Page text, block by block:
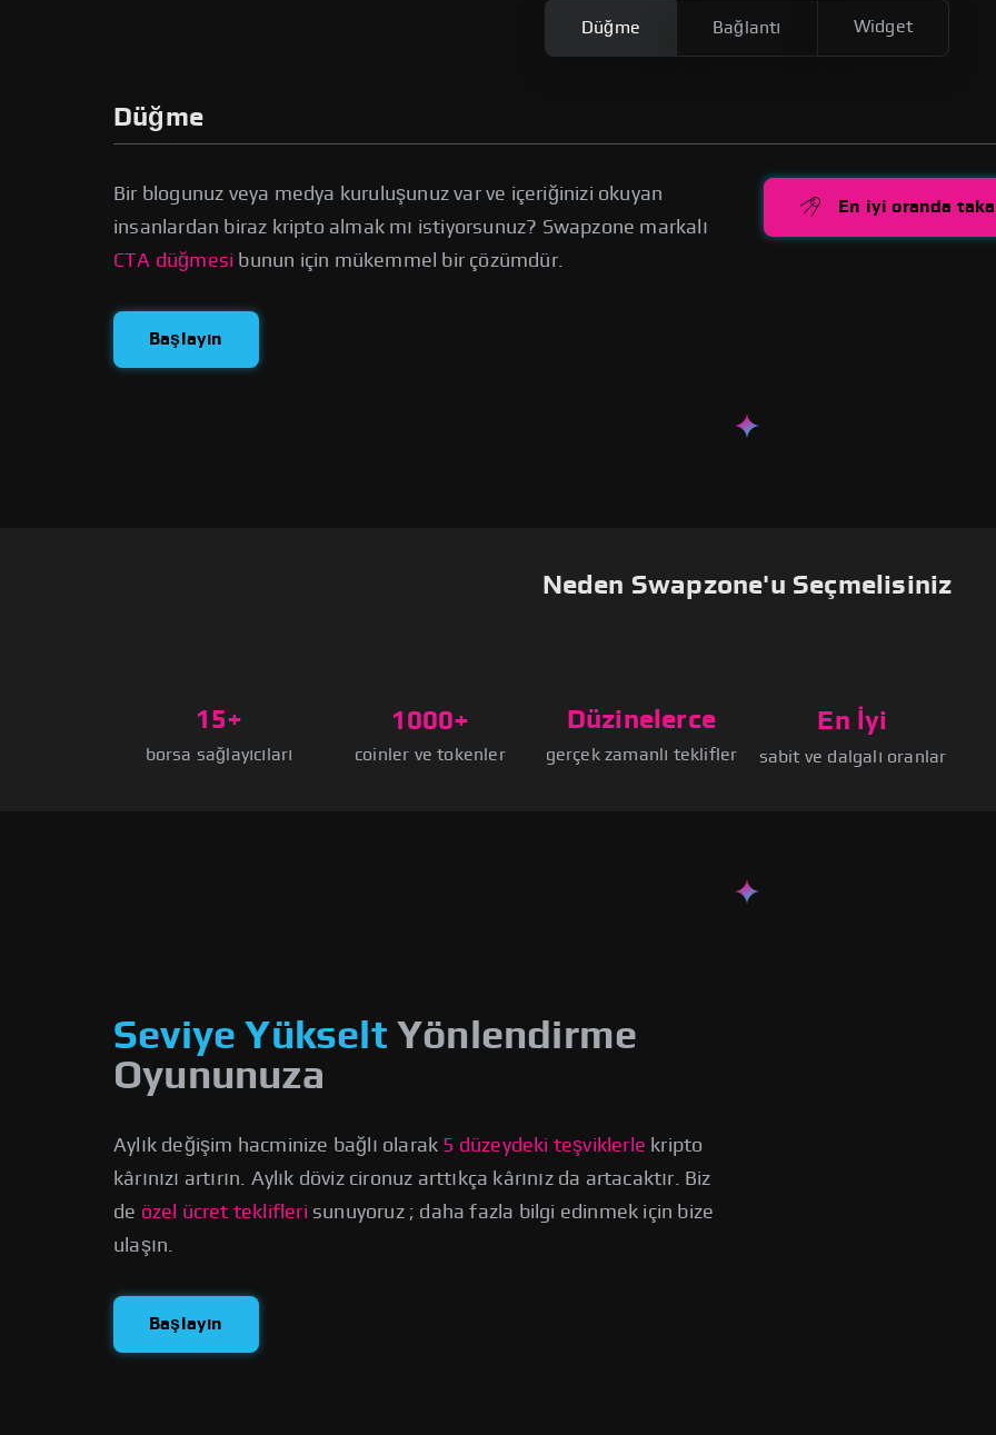
Düğme Bağlantı Widget
Düğme
Bir blogunuz veya medya kuruluşunuz var ve içeriğinizi okuyan
insanlardan biraz kripto almak mı istiyorsunuz? Swapzone markalı
CTA düğmesi bunun için mükemmel bir çözümdür.
Başlayın
En iyi oranda
Neden Swapzone'u Seçmelisiniz
15+
borsa sağlayıcıları
1000+
coinler ve tokenler
Düzinelerce
gerçek zamanlı teklifler
En İyi
sabit ve dalgalı oranlar
Seviye Yükselt Yönlendirme
Oyununuza
Aylık değişim hacminize bağlı olarak 5 düzeydeki teşviklerle kripto
kârınızı artırın. Aylık döviz cironuz arttıkça kârınız da artacaktır. Biz
de özel ücret teklifleri sunuyoruz ; daha fazla bilgi edinmek için bize
ulaşın.
Başlayın